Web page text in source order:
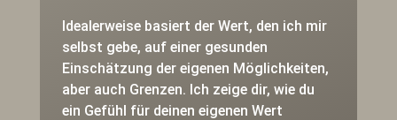
Idealerweise basiert der Wert, den ich mir
selbst gebe, auf einer gesunden
Einschätzung der eigenen Möglichkeiten,
aber auch Grenzen. Ich zeige dir, wie du
ein Gefühl für deinen eigenen Wert